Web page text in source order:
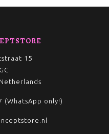
15
(WhatsApp only!)